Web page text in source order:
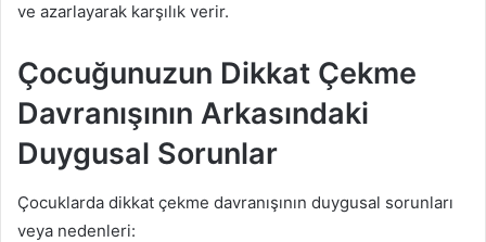
ve azarlayarak karşılık verir.
Çocuğunuzun Dikkat Çekme
Davranışının Arkasındaki
Duygusal Sorunlar
Çocuklarda dikkat çekme davranışının duygusal sorunları
veya nedenleri: